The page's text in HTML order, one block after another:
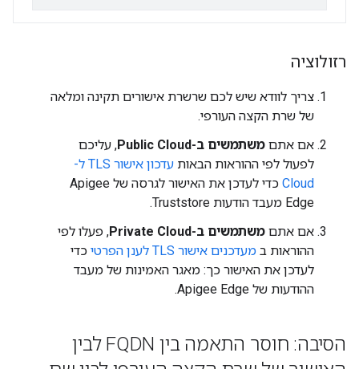
רזולוציה
צריך לוודא שיש לכם שרשרת אישורים תקינה ומלאה
של שרת הקצה העורפי.
אם אתם משתמשים ב-Public Cloud
, עליכם
לפעול לפי ההוראות הבאות
עדכון אישור TLS ל-
Cloud
כדי לעדכן את האישור לגרסה של Apigee
Edge מעבד הודעות Truststore.
אם אתם משתמשים ב-Private Cloud
, פעלו לפי
ההוראות ב מעדכנים אישור TLS לענן הפרטי
כדי
לעדכן את האישור כך: מאגר האמינות של מעבד
ההודעות של Apigee Edge.
הסיבה: חוסר התאמה בין FQDN לבין